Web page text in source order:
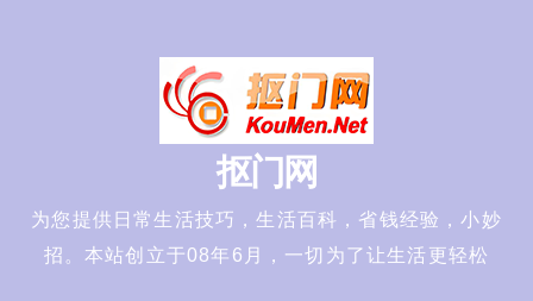
抠门网
为您提供日常生活技巧，生活百科，省钱经验，小妙
招。本站创立于08年6月，一切为了让生活更轻松